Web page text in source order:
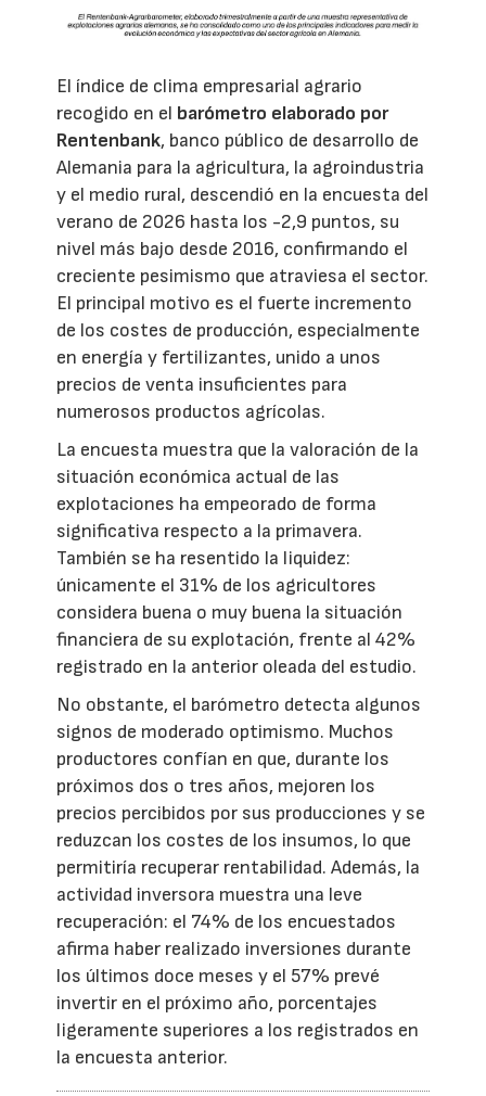
El índice de clima empresarial agrario
recogido en el barómetro elaborado por
Rentenbank, banco público de desarrollo de
Alemania para la agricultura, la agroindustria
y el medio rural, descendió en la encuesta del
verano de 2026 hasta los -2,9 puntos, su
nivel más bajo desde 2016, confirmando el
creciente pesimismo que atraviesa el sector.
El principal motivo es el fuerte incremento
de los costes de producción, especialmente
en energía y fertilizantes, unido a unos
precios de venta insuficientes para
numerosos productos agrícolas.
La encuesta muestra que la valoración de la
situación económica actual de las
explotaciones ha empeorado de forma
significativa respecto a la primavera.
También se ha resentido la liquidez:
únicamente el 31% de los agricultores
considera buena o muy buena la situación
financiera de su explotación, frente al 42%
registrado en la anterior oleada del estudio.
No obstante, el barómetro detecta algunos
signos de moderado optimismo. Muchos
productores confían en que, durante los
próximos dos o tres años, mejoren los
precios percibidos por sus producciones y se
reduzcan los costes de los insumos, lo que
permitiría recuperar rentabilidad. Además, la
actividad inversora muestra una leve
recuperación: el 74% de los encuestados
afirma haber realizado inversiones durante
los últimos doce meses y el 57% prevé
invertir en el próximo año, porcentajes
ligeramente superiores a los registrados en
la encuesta anterior.